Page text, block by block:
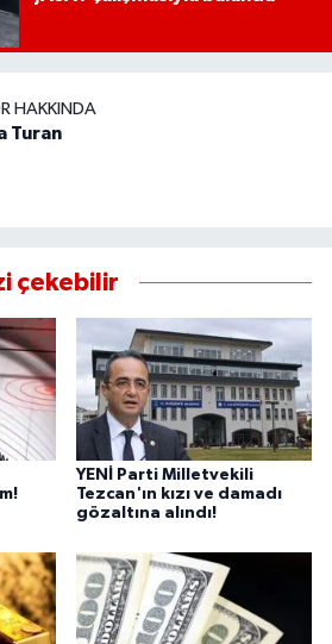
HAKKINDA
Turan
çekebilir
YENİ Parti Milletvekili
Tezcan'ın kızı ve damadı
gözaltına alındı!